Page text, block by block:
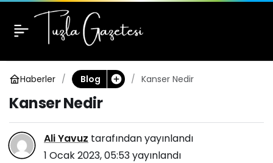
Haberler Blog Kanser Nedir
Kanser Nedir
Ali Yavuz tarafından yayınlandı
1 Ocak 2023, 05:53yayınlandı
Kanser Nedir